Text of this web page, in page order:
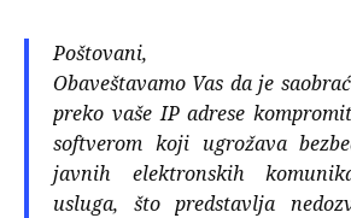
Poštovani,
Obaveštavamo Vas da je
preko vaše IP adrese
softverom koji ugrožava
javnih elektronskih
usluga, što predstavlja